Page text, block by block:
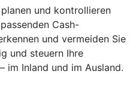
und kontrollieren
Cash-
und vermeiden Sie
und steuern Ihre
im Inland und im Ausland.